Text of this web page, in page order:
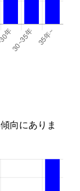
向にありま